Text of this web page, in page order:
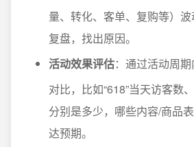
量、转化、客单、复购等）
复盘，找出原因。
活动效果评估：通过活动周
对比，比如“618”当天访客数
分别是多少，哪些内容/商品
达预期。